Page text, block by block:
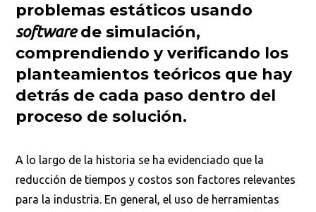
problemas estáticos usando
softwarede simulación,
comprendiendo y verificando los
planteamientos teóricos que hay
detrás de cada paso dentro del
proceso de solución.
A lo largo de la historia se ha evidenciado que la
reducción de tiempos y costos son factores relevantes
para la industria. En general, el uso de herramientas